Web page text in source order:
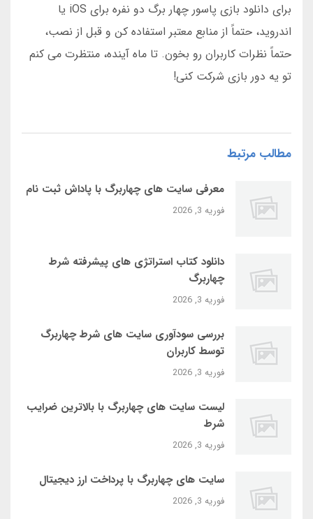
برای دانلود بازی پاسور چهار برگ دو نفره برای iOS یا
اندروید، حتماً از منابع معتبر استفاده کن و قبل از نصب،
حتماً نظرات کاربران رو بخون. تا ماه آینده، منتظرت می کنم
تو یه دور بازی شرکت کنی!
مطالب مرتبط
معرفی سایت‌ های چهاربرگ با پاداش ثبت‌ نام
فوریه 3, 2026
دانلود کتاب استراتژی‌ های پیشرفته شرط
چهاربرگ
فوریه 3, 2026
بررسی سودآوری سایت‌ های شرط چهاربرگ
توسط کاربران
فوریه 3, 2026
لیست سایت‌ های چهاربرگ با بالاترین ضرایب
شرط
فوریه 3, 2026
سایت‌ های چهاربرگ با پرداخت ارز دیجیتال
فوریه 3, 2026